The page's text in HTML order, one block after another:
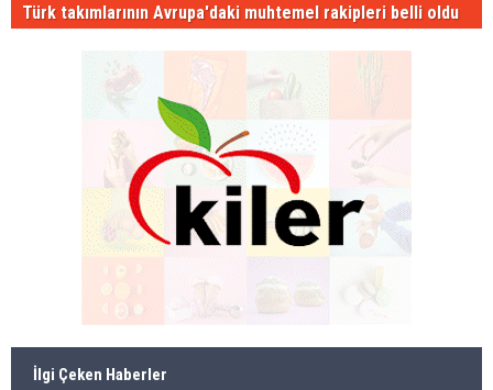
Türk takımlarının Avrupa'daki muhtemel rakipleri belli oldu
İlgi Çeken Haberler